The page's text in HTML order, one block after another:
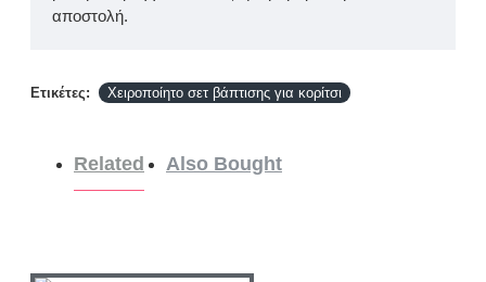
αποστολή.
Ετικέτες: Χειροποίητο σετ βάπτισης για κορίτσι
Related Also Bought